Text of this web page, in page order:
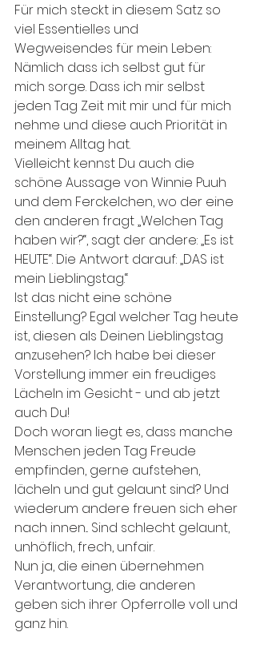
Für mich steckt in diesem Satz so
viel Essentielles und
Wegweisendes für mein Leben:
Nämlich dass ich selbst gut für
mich sorge. Dass ich mir selbst
jeden Tag Zeit mit mir und für mich
nehme und diese auch Priorität in
meinem Alltag hat.
Vielleicht kennst Du auch die
schöne Aussage von Winnie Puuh
und dem Ferckelchen, wo der eine
den anderen fragt „Welchen Tag
haben wir?“, sagt der andere: „Es ist
HEUTE“. Die Antwort darauf: „DAS ist
mein Lieblingstag.“
Ist das nicht eine schöne
Einstellung? Egal welcher Tag heute
ist, diesen als Deinen Lieblingstag
anzusehen? Ich habe bei dieser
Vorstellung immer ein freudiges
Lächeln im Gesicht - und ab jetzt
auch Du!
Doch woran liegt es, dass manche
Menschen jeden Tag Freude
empfinden, gerne aufstehen,
lächeln und gut gelaunt sind? Und
wiederum andere freuen sich eher
nach innen... Sind schlecht gelaunt,
unhöflich, frech, unfair.
Nun ja, die einen übernehmen
Verantwortung, die anderen
geben sich ihrer Opferrolle voll und
ganz hin.